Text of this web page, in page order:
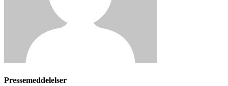
Pressemeddelelser